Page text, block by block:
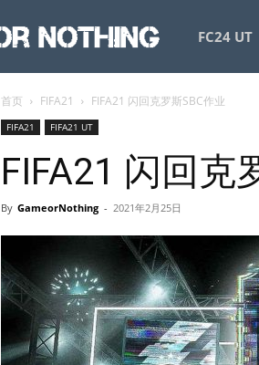
FC24 UT
首页 FIFA21 FIFA21 闪回克罗斯SBC作业
FIFA21 FIFA21 UT
FIFA21 闪回克
By GameorNothing - 2021年2月25日